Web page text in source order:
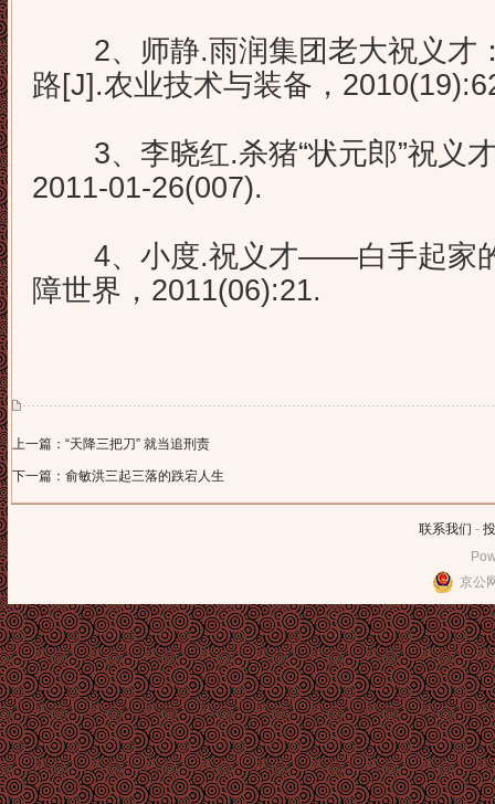
2、师静.雨润集团老大祝义才
路[J].农业技术与装备，
3、李晓红.杀猪“状元郎”祝义
2011-01-26(007).
4、小度.祝义才——白手起家的
障世界，2011(06):21.
上一篇：“天降三把刀” 就当追刑责
下一篇：俞敏洪三起三落的跌宕人生
联系我们 -
京公